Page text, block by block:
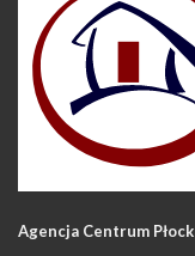
Agencja Centrum Płock